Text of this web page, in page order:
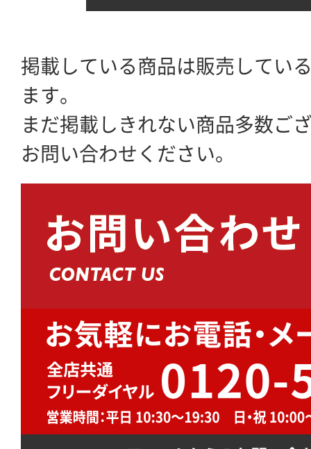
掲載している商品は販売してい
ます。
まだ掲載しきれない商品多数ご
お問い合わせください。